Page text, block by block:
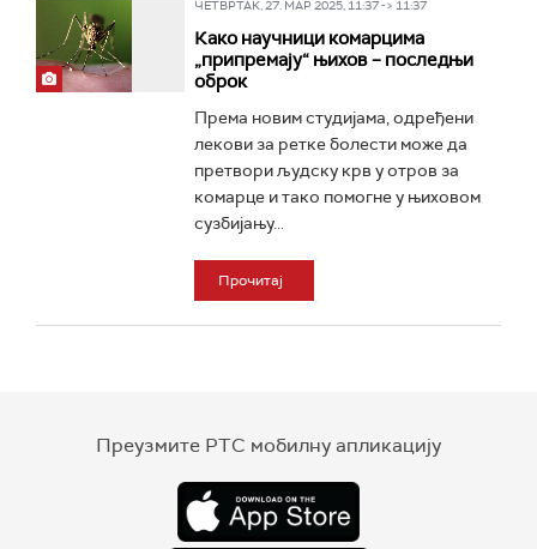
ЧЕТВРТАК, 27. МАР 2025, 11:37 -> 11:37
Како научници комарцима
„припремају“ њихов – последњи
оброк
Према новим студијама, одређени
лекови за ретке болести може да
претвори људску крв у отров за
комарце и тако помогне у њиховом
сузбијању...
Прочитај
Преузмите РТС мобилну апликацију